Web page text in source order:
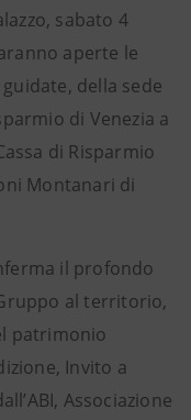
sabato 4
aperte le
della sede
di Venezia a
di Risparmio
Montanari di
il profondo
al territorio,
patrimonio
Invito a
Associazione